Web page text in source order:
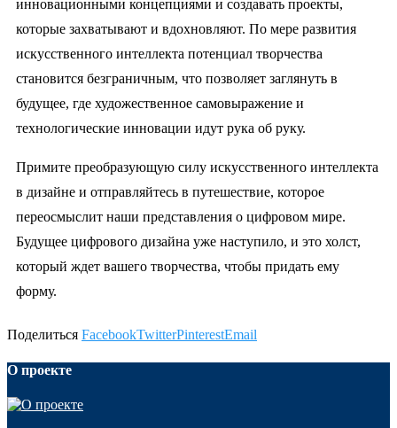
инновационными концепциями и создавать проекты,
которые захватывают и вдохновляют. По мере развития
искусственного интеллекта потенциал творчества
становится безграничным, что позволяет заглянуть в
будущее, где художественное самовыражение и
технологические инновации идут рука об руку.
Примите преобразующую силу искусственного интеллекта
в дизайне и отправляйтесь в путешествие, которое
переосмыслит наши представления о цифровом мире.
Будущее цифрового дизайна уже наступило, и это холст,
который ждет вашего творчества, чтобы придать ему
форму.
Поделиться FacebookTwitterPinterestEmail
О проекте